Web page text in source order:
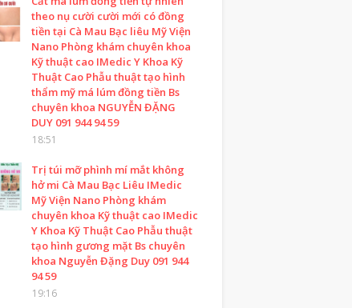
theo nụ cười cười mới có đồng
tiền tại Cà Mau Bạc liêu Mỹ Viện
Nano Phòng khám chuyên khoa
Kỹ thuật cao IMedic Y Khoa Kỹ
Thuật Cao Phẫu thuật tạo hình
thẩm mỹ má lúm đồng tiền Bs
chuyên khoa NGUYỄN ĐẶNG
DUY 091 944 94 59
18:51
Trị túi mỡ phình mí mắt không
hở mi Cà Mau Bạc Liêu IMedic
Mỹ Viện Nano Phòng khám
chuyên khoa Kỹ thuật cao IMedic
Y Khoa Kỹ Thuật Cao Phẫu thuật
tạo hình gương mặt Bs chuyên
khoa Nguyễn Đặng Duy 091 944
94 59
19:16